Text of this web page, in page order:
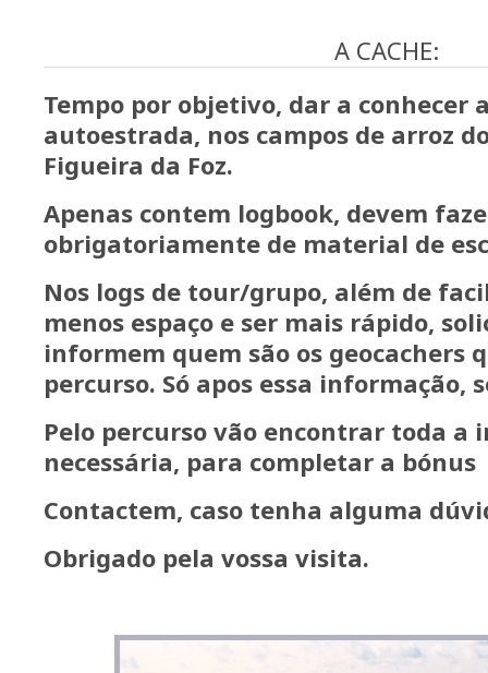
A CACHE:
Tempo por objetivo, dar a conhecer
autoestrada, nos campos de arroz
Figueira da Foz.
Apenas contem logbook, devem
obrigatoriamente de material de
Nos logs de tour/grupo, além de
menos espaço e ser mais rápido,
informem quem são os geocachers
percurso. Só apos essa informação,
Pelo percurso vão encontrar toda a
necessária, para completar a bónus
Contactem, caso tenha alguma
Obrigado pela vossa visita.